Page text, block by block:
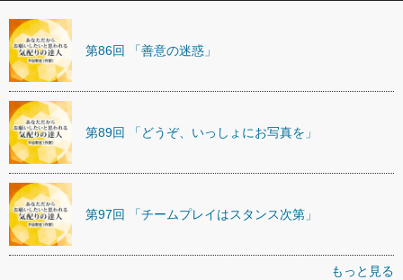
第86回 「善意の迷惑」
第89回 「どうぞ、いっしょにお写真を」
第97回 「チームプレイはスタンス次第」
もっと見る